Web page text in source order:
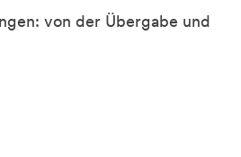
von der Übergabe und